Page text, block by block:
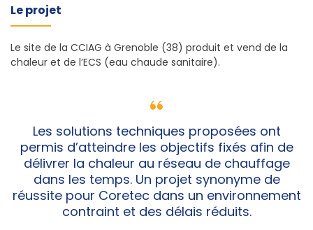
Le projet
Le site de la CCIAG à Grenoble (38) produit et vend de la
chaleur et de l’ECS (eau chaude sanitaire).
Les solutions techniques proposées ont
permis d’atteindre les objectifs fixés afin de
délivrer la chaleur au réseau de chauffage
dans les temps. Un projet synonyme de
réussite pour Coretec dans un environnement
contraint et des délais réduits.